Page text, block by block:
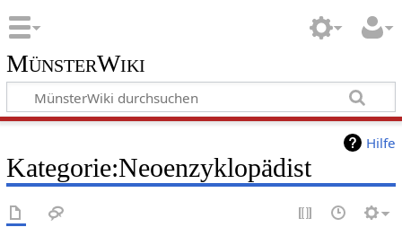
MünsterWiki
Hilfe
Kategorie:Neoenzyklopädist